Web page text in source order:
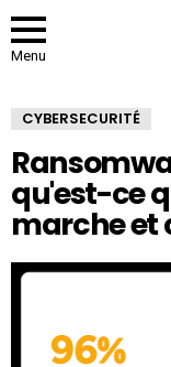
Menu
CYBERSECURITÉ
qu'est-ce
marche et